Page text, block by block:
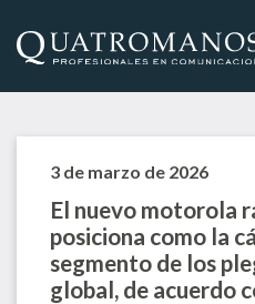
3 de marzo de 2026
El nuevo motorola
posiciona como la
segmento de los
global, de acuerdo